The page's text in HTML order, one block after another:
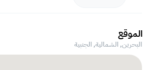
الموقع
البحرين, الشمالية,الجنبية